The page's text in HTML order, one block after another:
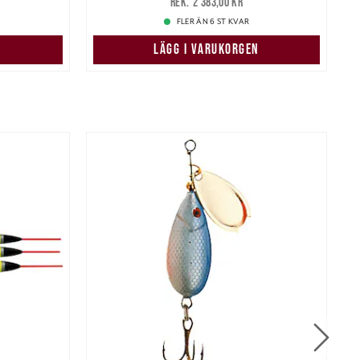
2 383,00 kr
FLER ÄN 6 ST KVAR
LÄGG I VARUKORGEN